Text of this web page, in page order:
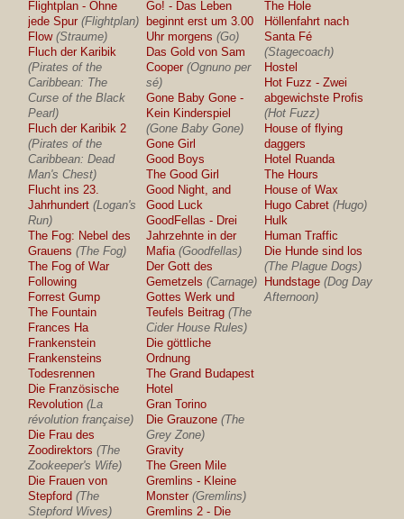
Flightplan - Ohne
jede Spur (Flightplan)
Flow (Straume)
Fluch der Karibik
(Pirates of the
Caribbean: The
Curse of the Black
Pearl)
Fluch der Karibik 2
(Pirates of the
Caribbean: Dead
Man's Chest)
Flucht ins 23.
Jahrhundert (Logan's
Run)
The Fog: Nebel des
Grauens (The Fog)
The Fog of War
Following
Forrest Gump
The Fountain
Frances Ha
Frankenstein
Frankensteins
Todesrennen
Die Französische
Revolution (La
révolution française)
Die Frau des
Zoodirektors (The
Zookeeper's Wife)
Die Frauen von
Stepford (The
Stepford Wives)
Go! - Das Leben
beginnt erst um 3.00
Uhr morgens (Go)
Das Gold von Sam
Cooper (Ognuno per
sé)
Gone Baby Gone -
Kein Kinderspiel
(Gone Baby Gone)
Gone Girl
Good Boys
The Good Girl
Good Night, and
Good Luck
GoodFellas - Drei
Jahrzehnte in der
Mafia (Goodfellas)
Der Gott des
Gemetzels (Carnage)
Gottes Werk und
Teufels Beitrag (The
Cider House Rules)
Die göttliche
Ordnung
The Grand Budapest
Hotel
Gran Torino
Die Grauzone (The
Grey Zone)
Gravity
The Green Mile
Gremlins - Kleine
Monster (Gremlins)
Gremlins 2 - Die
The Hole
Höllenfahrt nach
Santa Fé
(Stagecoach)
Hostel
Hot Fuzz - Zwei
abgewichste Profis
(Hot Fuzz)
House of flying
daggers
Hotel Ruanda
The Hours
House of Wax
Hugo Cabret (Hugo)
Hulk
Human Traffic
Die Hunde sind los
(The Plague Dogs)
Hundstage (Dog Day
Afternoon)